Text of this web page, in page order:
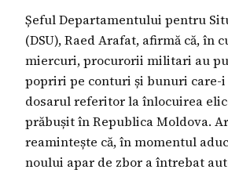
Șeful Departamentului pentru
(DSU), Raed Arafat, afirmă că, în
miercuri, procurorii militari au
popriri pe conturi și bunuri care-
dosarul referitor la înlocuirea
prăbușit în Republica Moldova.
reamintește că, în momentul
noului apar de zbor a întrebat